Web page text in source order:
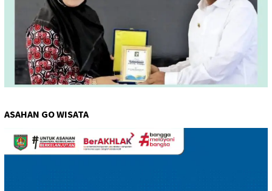
ASAHAN GO WISATA
Pemutar
Video